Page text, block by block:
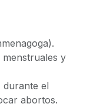
y
durante el
abortos.